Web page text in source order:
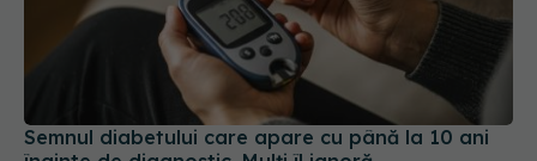
Semnul diabetului care apare cu până la 10 ani